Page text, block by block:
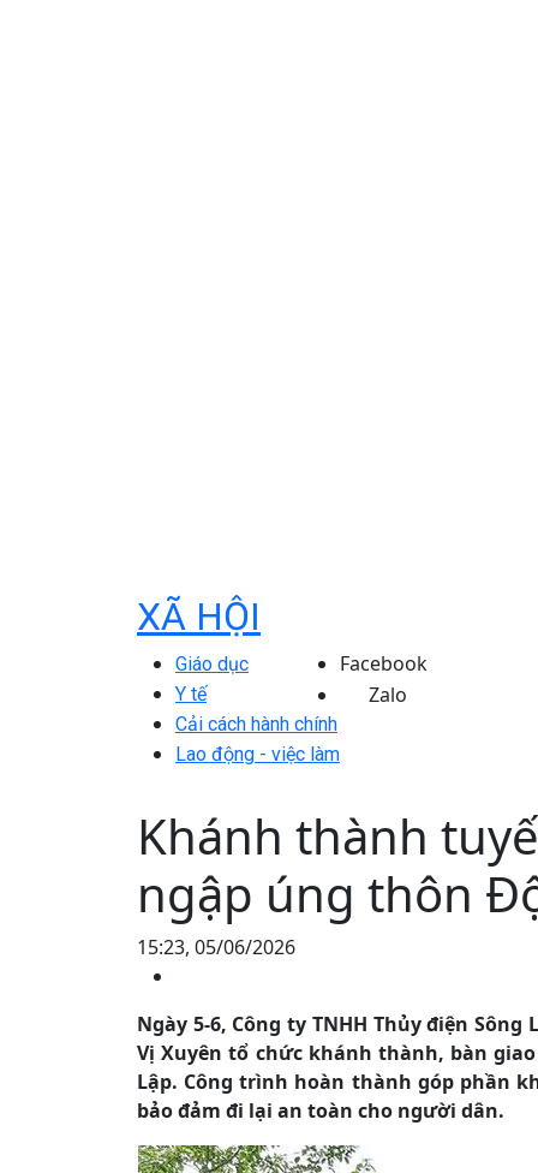
XÃ HỘI
Giáo dục
Y tế
Cải cách hành chính
Lao động - việc làm
Facebook
Zalo
Khánh thành
ngập úng thôn
15:23, 05/06/2026
Ngày 5-6, Công ty TNHH Thủy điện
Vị Xuyên tổ chức khánh thành, bàn
Lập. Công trình hoàn thành góp phần
bảo đảm đi lại an toàn cho người dân.